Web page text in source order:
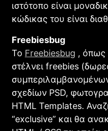
ιστότοπο είναι
κώδικας του είναι
Freebiesbug
Το Freebiesbug , όπως
στέλνει freebies
σχεδίων PSD,
HTML Templates.
“exclusive” και θα